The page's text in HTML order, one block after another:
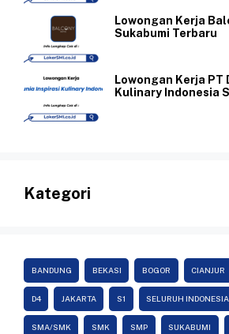
Lowongan Kerja
Sukabumi Terbaru
Lowongan Kerja PT
Kulinary Indonesia
Kategori
BANDUNG BEKASI BOGOR CIANJUR
D4 JAKARTA S1 SELURUH INDONESIA
SMA/SMK SMK SMP SUKABUMI